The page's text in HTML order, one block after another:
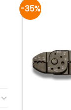
-35%